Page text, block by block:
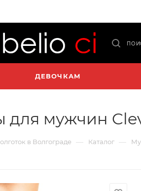
ДЕВОЧКАМ
для мужчин
в Волгограде — Каталог —